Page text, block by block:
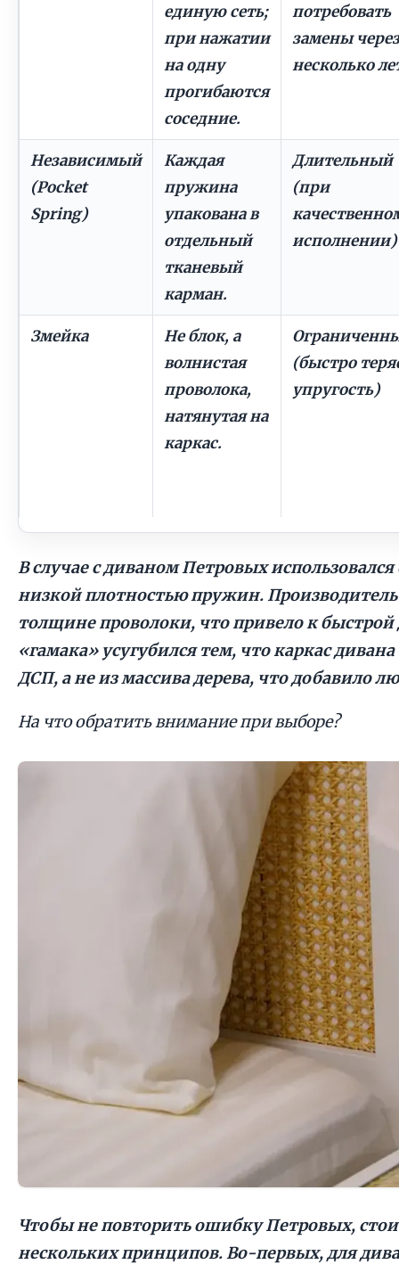
единую сеть;
при нажатии
на одну
прогибаются
соседние.
потребовать
замены через
несколько
Независимый
(Pocket
Spring)
Каждая
пружина
упакована в
отдельный
тканевый
карман.
Длительный
(при
исполнении)
Змейка
Не блок, а
волнистая
проволока,
натянутая на
каркас.
(быстро
упругость)
В случае с диваном Петровых
низкой плотностью пружин.
толщине проволоки, что привело к
«гамака» усугубился тем, что каркас
ДСП, а не из массива дерева, что добавило
На что обратить внимание при выборе?
Чтобы не повторить ошибку Петровых,
нескольких принципов. Во-первых, для